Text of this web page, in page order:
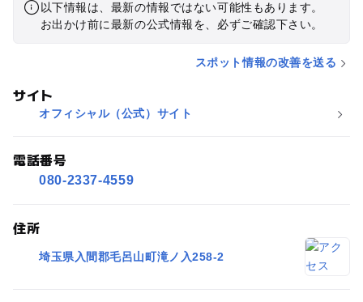
以下情報は、最新の情報ではない可能性もあります。
お出かけ前に最新の公式情報を、必ずご確認下さい。
スポット情報の改善を送る
サイト
オフィシャル（公式）サイト
電話番号
080-2337-4559
住所
埼玉県入間郡毛呂山町滝ノ入258-2